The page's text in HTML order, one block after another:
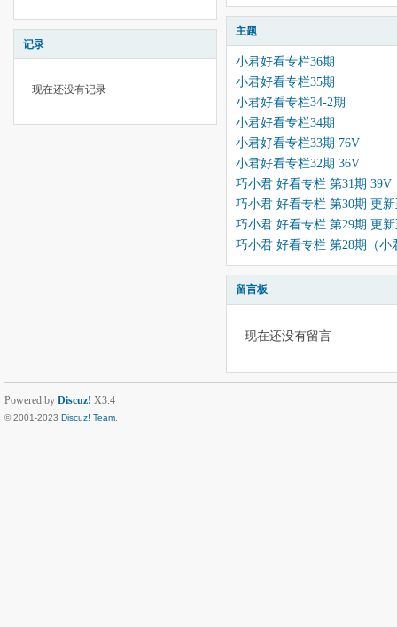
记录
现在还没有记录
主题
小君好看专栏36期
小君好看专栏35期
小君好看专栏34-2期
小君好看专栏34期
小君好看专栏33期 76V
小君好看专栏32期 36V
巧小君 好看专栏 第31期 39V
巧小君 好看专栏 第30期 更
巧小君 好看专栏 第29期 更
巧小君 好看专栏 第28期（小
留言板
现在还没有留言
Powered by Discuz! X3.4
© 2001-2023 Discuz! Team